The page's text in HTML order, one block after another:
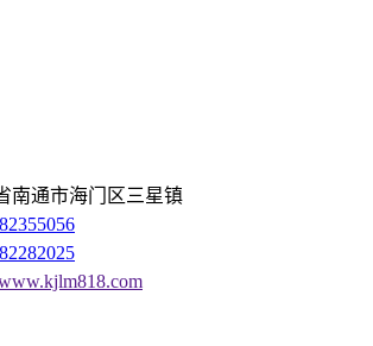
南通市海门区三星镇